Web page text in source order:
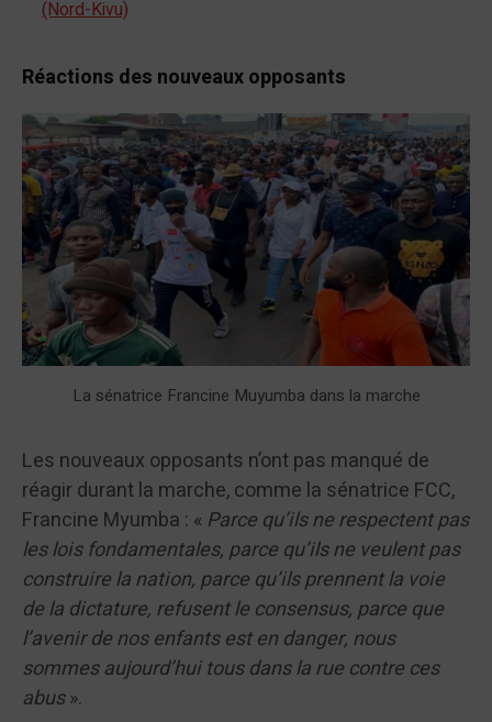
(Nord-Kivu)
Réactions des nouveaux opposants
La sénatrice Francine Muyumba dans la marche
Les nouveaux opposants n’ont pas manqué de
réagir durant la marche, comme la sénatrice FCC,
Francine Myumba : « Parce qu’ils ne respectent pas
les lois fondamentales, parce qu’ils ne veulent pas
construire la nation, parce qu’ils prennent la voie
de la dictature, refusent le consensus, parce que
l’avenir de nos enfants est en danger, nous
sommes aujourd’hui tous dans la rue contre ces
abus».